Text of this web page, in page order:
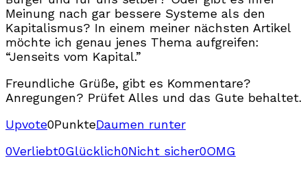
Meinung nach gar bessere Systeme als den
Kapitalismus? In einem meiner nächsten Artikel
möchte ich genau jenes Thema aufgreifen:
“Jenseits vom Kapital.”
Freundliche Grüße, gibt es Kommentare?
Anregungen? Prüfet Alles und das Gute behaltet.
Upvote0PunkteDaumen runter
0Verliebt0Glücklich0Nicht sicher0OMG